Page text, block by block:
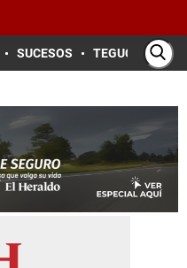
SUCESOS TEGUCIGALPA